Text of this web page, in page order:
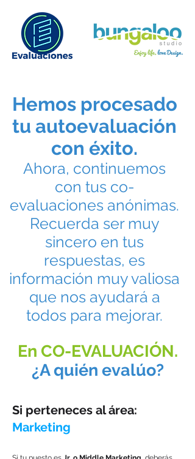
Hemos procesado
tu autoevaluación
con éxito.
Ahora, continuemos
con tus co-
evaluaciones anónimas.
Recuerda ser muy
sincero en tus
respuestas, es
información muy valiosa
que nos ayudará a
todos para mejorar.
En CO-EVALUACIÓN.
¿A quién evalúo?
Si perteneces al área:
Marketing